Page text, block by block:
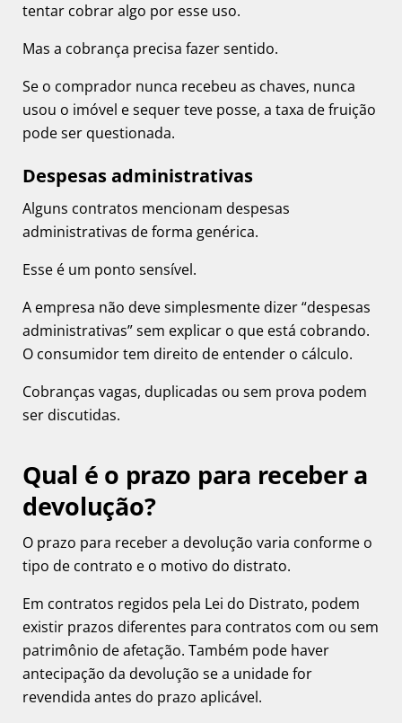
tentar cobrar algo por esse uso.
Mas a cobrança precisa fazer sentido.
Se o comprador nunca recebeu as chaves, nunca
usou o imóvel e sequer teve posse, a taxa de fruição
pode ser questionada.
Despesas administrativas
Alguns contratos mencionam despesas
administrativas de forma genérica.
Esse é um ponto sensível.
A empresa não deve simplesmente dizer “despesas
administrativas” sem explicar o que está cobrando.
O consumidor tem direito de entender o cálculo.
Cobranças vagas, duplicadas ou sem prova podem
ser discutidas.
Qual é o prazo para receber a
devolução?
O prazo para receber a devolução varia conforme o
tipo de contrato e o motivo do distrato.
Em contratos regidos pela Lei do Distrato, podem
existir prazos diferentes para contratos com ou sem
patrimônio de afetação. Também pode haver
antecipação da devolução se a unidade for
revendida antes do prazo aplicável.